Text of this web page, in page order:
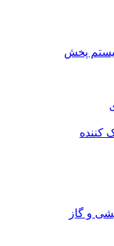
پخش
کننده
و گاز